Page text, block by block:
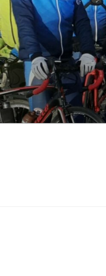
Aller
au
contenu
principal